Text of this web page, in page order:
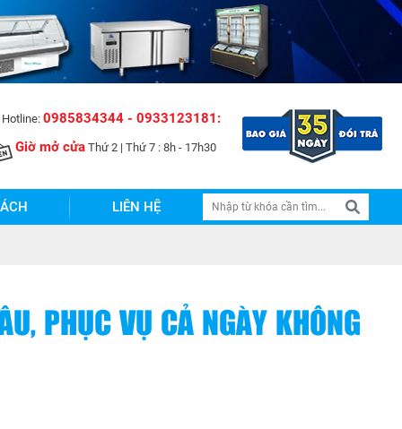
Hotline: 0985834344 - 0933123181:
Giờ mở cửa Thứ 2 | Thứ 7 : 8h - 17h30
LIÊN HỆ
PHỤC VỤ CẢ NGÀY KHÔNG